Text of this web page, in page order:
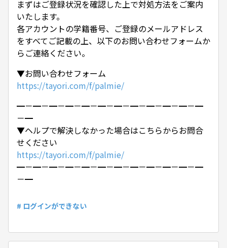
まずはご登録状況を確認した上で対処方法をご案内
いたします。
各アカウントの学籍番号、ご登録のメールアドレス
をすべてご記載の上、以下のお問い合わせフォームか
らご連絡ください。
▼お問い合わせフォーム
https://tayori.com/f/palmie/
━－━－━－━－━－━－━－━－━－━－━－━
－━
▼ヘルプで解決しなかった場合はこちらからお問合
せください
https://tayori.com/f/palmie/
━－━－━－━－━－━－━－━－━－━－━－━
－━
# ログインができない